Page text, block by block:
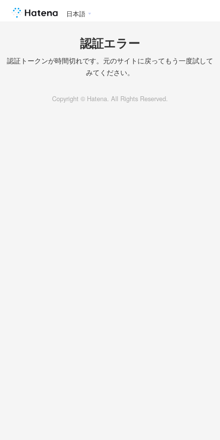
日本語
認証エラー
認証トークンが時間切れです。元のサイトに戻ってもう一度試して
みてください。
Copyright © Hatena. All Rights Reserved.